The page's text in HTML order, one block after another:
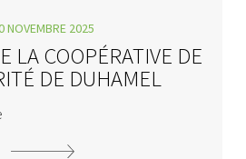
NOVEMBRE 2025
LA COOPÉRATIVE DE
DE DUHAMEL